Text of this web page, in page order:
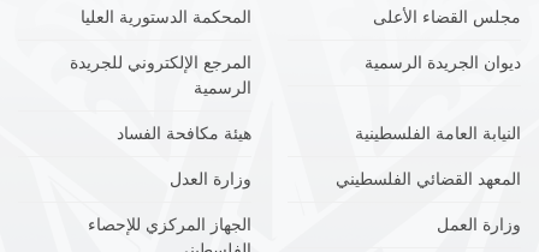
مجلس القضاء الأعلى المحكمة الدستورية العليا
ديوان الجريدة الرسمية
المرجع الإلكتروني للجريدة
الرسمية
النيابة العامة الفلسطينية هيئة مكافحة الفساد
المعهد القضائي الفلسطيني وزارة العدل
وزارة العمل
الجهاز المركزي للإحصاء